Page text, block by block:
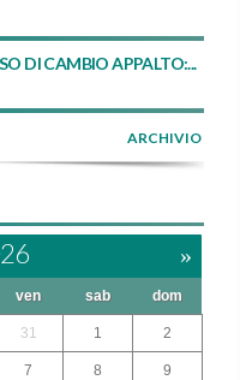
DI CAMBIO APPALTO:...
ARCHIVIO
»
ven sab dom
31 1 2
7 8 9